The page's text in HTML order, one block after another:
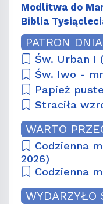
Modlitwa do
Biblia
PATRON DNIA
Św. Urban I
Św. Iwo -
Papież
Straciła
WARTO
Codzienna
2026)
Codzienna
WYDARZYŁO